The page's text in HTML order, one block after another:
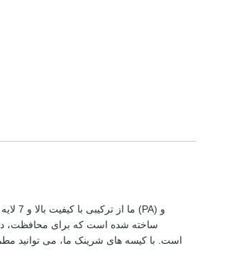
است. با کیسه های شرینک ما، می توانید